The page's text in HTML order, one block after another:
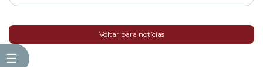
☰
Voltar para notícias